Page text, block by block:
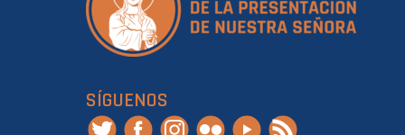
SÍGUENOS